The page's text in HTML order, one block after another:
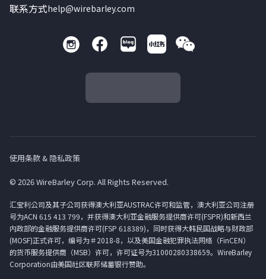
联系方式help@wirebarley.com
使用条款 & 隐私政策
© 2026 WireBarley Corp. All Rights Reserved.
汇宝利公司及其子公司获得澳大利亚AUSTRAC许可和监管，澳大利亚公司注册
号为ACN 615 413 799，并获得澳大利亚金融服务提供商许可(FSPR)和新西兰
内政部的金融服务提供商许可(FSP 618389)，同时获得大韩民国战略与财政部
(MOSF)正式许可，编号为＃2018-8，以及美国金融犯罪执法网络（FinCEN）
的货币服务提供商（MSB）许可，许可证号为31000280338659。WireBarley
Corporation由美国社区联邦储蓄银行赞助。